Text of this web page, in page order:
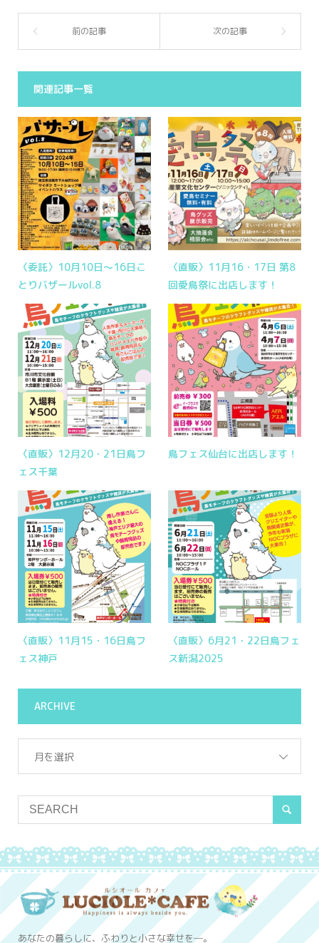
関連記事一覧
〈委託〉10月10日〜16日こ
とりバザールvol.8
〈直販〉11月16・17日 第8
回愛鳥祭に出店します！
〈直販〉12月20・21日鳥フ
ェス千葉
鳥フェス仙台に出店します！
〈直販〉11月15・16日鳥フ
ェス神戸
〈直販〉6月21・22日鳥フェ
ス新潟2025
ARCHIVE
月を選択
あなたの暮らしに、ふわりと小さな幸せを─。